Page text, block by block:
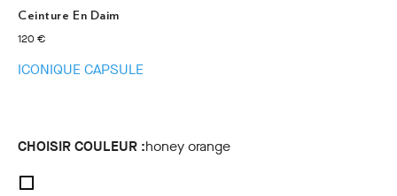
Ceinture En Daim
120 €
current price 120 €
ICONIQUE CAPSULE
CHOISIR COULEUR :honey orange